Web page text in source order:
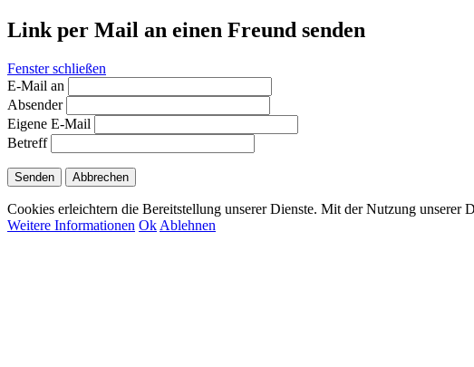
Link per Mail an einen Freund senden
Fenster schließen
E-Mail an
Absender
Eigene E-Mail
Betreff
Senden Abbrechen
Cookies erleichtern die Bereitstellung unserer Dienste. Mit der Nutzung unserer
Weitere Informationen Ok Ablehnen